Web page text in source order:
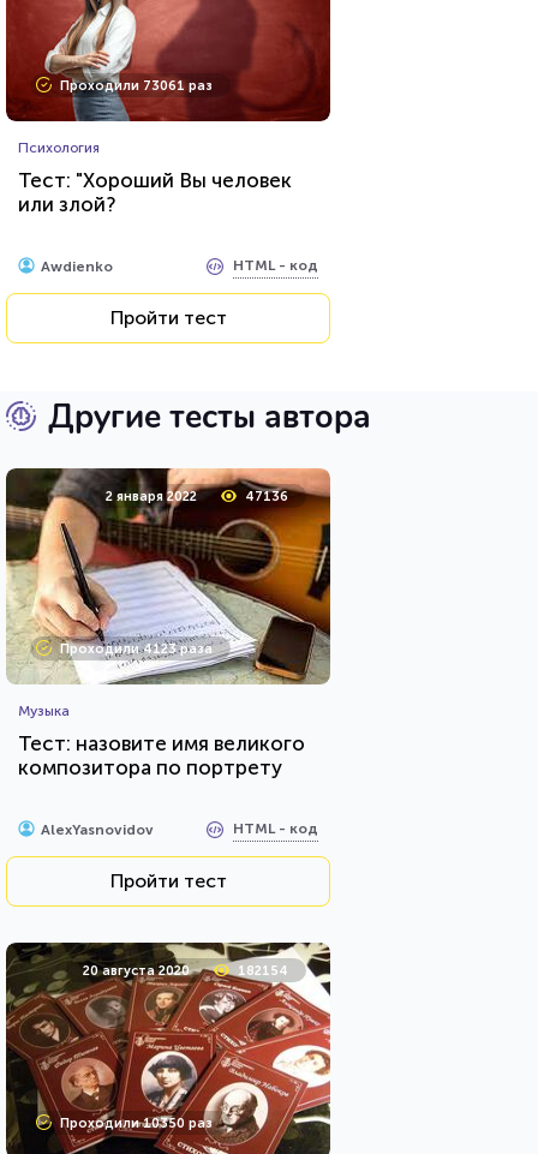
Проходили 73061 раз
Психология
Тест: "Хороший Вы человек
или злой?
Awdienko HTML - код
Пройти тест
Другие тесты автора
2 января 2022 47136
Проходили 4123 раза
Музыка
Тест: назовите имя великого
композитора по портрету
AlexYasnovidov HTML - код
Пройти тест
20 августа 2020 182154
Проходили 10350 раз